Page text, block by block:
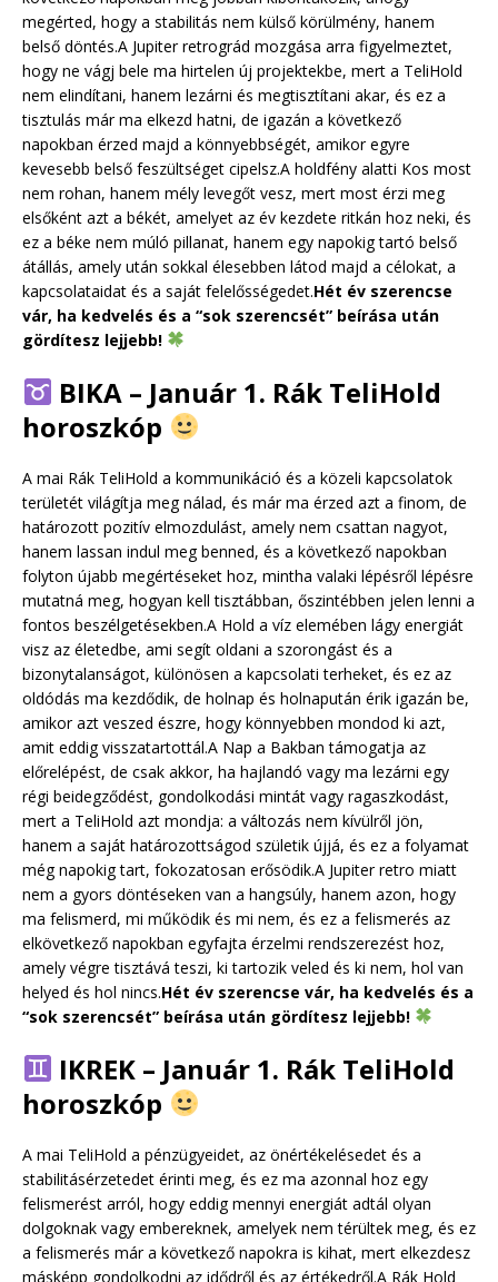
megérted, hogy a stabilitás nem külső körülmény, hanem
belső döntés.A Jupiter retrográd mozgása arra figyelmeztet,
hogy ne vágj bele ma hirtelen új projektekbe, mert a TeliHold
nem elindítani, hanem lezárni és megtisztítani akar, és ez a
tisztulás már ma elkezd hatni, de igazán a következő
napokban érzed majd a könnyebbségét, amikor egyre
kevesebb belső feszültséget cipelsz.A holdfény alatti Kos most
nem rohan, hanem mély levegőt vesz, mert most érzi meg
elsőként azt a békét, amelyet az év kezdete ritkán hoz neki, és
ez a béke nem múló pillanat, hanem egy napokig tartó belső
átállás, amely után sokkal élesebben látod majd a célokat, a
kapcsolataidat és a saját felelősségedet.Hét év szerencse
vár, ha kedvelés és a “sok szerencsét” beírása után
gördítesz lejjebb!
BIKA – Január 1. Rák TeliHold
horoszkóp
A mai Rák TeliHold a kommunikáció és a közeli kapcsolatok
területét világítja meg nálad, és már ma érzed azt a finom, de
határozott pozitív elmozdulást, amely nem csattan nagyot,
hanem lassan indul meg benned, és a következő napokban
folyton újabb megértéseket hoz, mintha valaki lépésről lépésre
mutatná meg, hogyan kell tisztábban, őszintébben jelen lenni a
fontos beszélgetésekben.A Hold a víz elemében lágy energiát
visz az életedbe, ami segít oldani a szorongást és a
bizonytalanságot, különösen a kapcsolati terheket, és ez az
oldódás ma kezdődik, de holnap és holnapután érik igazán be,
amikor azt veszed észre, hogy könnyebben mondod ki azt,
amit eddig visszatartottál.A Nap a Bakban támogatja az
előrelépést, de csak akkor, ha hajlandó vagy ma lezárni egy
régi beidegződést, gondolkodási mintát vagy ragaszkodást,
mert a TeliHold azt mondja: a változás nem kívülről jön,
hanem a saját határozottságod születik újjá, és ez a folyamat
még napokig tart, fokozatosan erősödik.A Jupiter retro miatt
nem a gyors döntéseken van a hangsúly, hanem azon, hogy
ma felismerd, mi működik és mi nem, és ez a felismerés az
elkövetkező napokban egyfajta érzelmi rendszerezést hoz,
amely végre tisztává teszi, ki tartozik veled és ki nem, hol van
helyed és hol nincs.Hét év szerencse vár, ha kedvelés és a
“sok szerencsét” beírása után gördítesz lejjebb!
IKREK – Január 1. Rák TeliHold
horoszkóp
A mai TeliHold a pénzügyeidet, az önértékelésedet és a
stabilitásérzetedet érinti meg, és ez ma azonnal hoz egy
felismerést arról, hogy eddig mennyi energiát adtál olyan
dolgoknak vagy embereknek, amelyek nem térültek meg, és ez
a felismerés már a következő napokra is kihat, mert elkezdesz
másképp gondolkodni az idődről és az értékedről.A Rák Hold